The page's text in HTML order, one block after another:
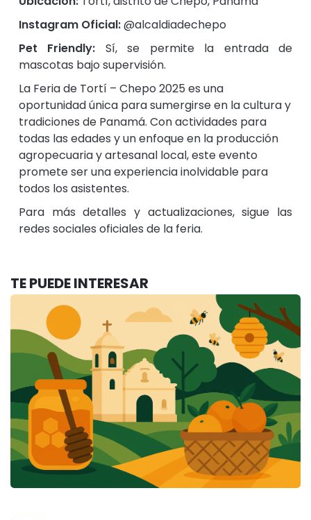
Instagram Oficial:@alcaldiadechepo
Pet Friendly: Sí, se permite la entrada de
mascotas bajo supervisión.​
La Feria de Tortí – Chepo 2025 es una
oportunidad única para sumergirse en la cultura y
tradiciones de Panamá. Con actividades para
todas las edades y un enfoque en la producción
agropecuaria y artesanal local, este evento
promete ser una experiencia inolvidable para
todos los asistentes.​
Para más detalles y actualizaciones, sigue las
redes sociales oficiales de la feria.
TE PUEDE INTERESAR